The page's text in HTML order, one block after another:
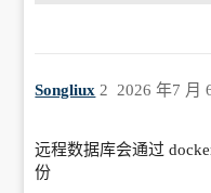
2026/07/06
2026/07/06
- 此处为数据库名称
invalid
Songliux 2026 年7 月
2
远程数据库会通过
份